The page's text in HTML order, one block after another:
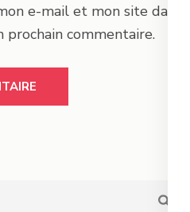
e-mail et mon site dans
commentaire.